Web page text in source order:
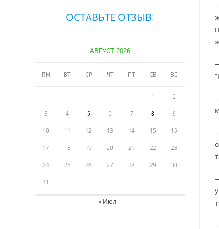
ОСТАВЬТЕ ОТЗЫВ!
АВГУСТ 2026
ПН ВТ СР ЧТ ПТ СБ ВС
1 2
3 4 5 6 7 8 9
10 11 12 13 14 15 16
17 18 19 20 21 22 23
24 25 26 27 28 29 30
31
« Июл